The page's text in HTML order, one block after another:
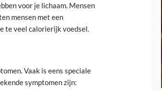
voor je lichaam. Mensen
mensen met een
te veel calorierijk voedsel.
Vaak is eens speciale
symptomen zijn: